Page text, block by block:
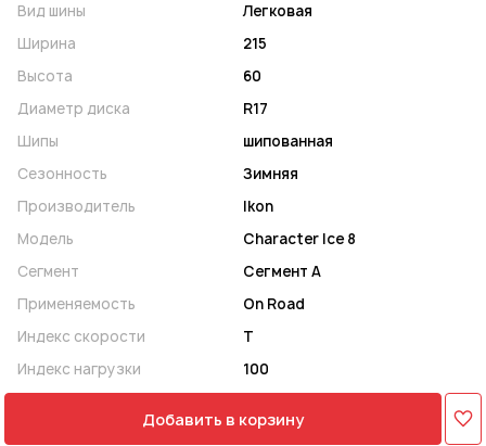
Вид шины
Легковая
Ширина
215
Высота
60
Диаметр диска
R17
Шипы
шипованная
Сезонность
Зимняя
Производитель
Ikon
Модель
Character Ice 8
Сегмент
Сегмент A
Применяемость
On Road
Индекс скорости
T
Индекс нагрузки
100
Добавить в корзину